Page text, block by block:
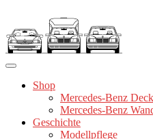
springen
Shop
Mercedes-Benz
Mercedes-Benz
Geschichte
Modellpflege